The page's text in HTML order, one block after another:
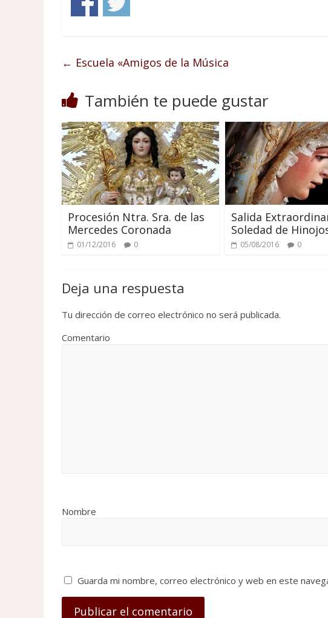
← Escuela «Amigos de la Música
También te puede gustar
Procesión Ntra. Sra. de las
Mercedes Coronada
01/12/2016 0
Salida
Soledad de
05/08/2016 0
Deja una respuesta
Tu dirección de correo electrónico no será publicada.
Comentario
Nombre
Guarda mi nombre, correo electrónico y web en este